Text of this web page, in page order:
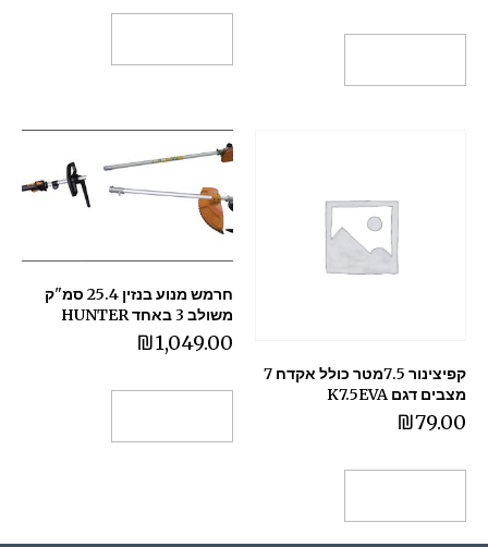
קפיצינור 7.5מטר כולל אקדח 7
מצבים דגם K7.5EVA
₪79.00
חרמש מנוע בנזין 25.4 סמ"ק
משולב 3 באחד HUNTER
₪1,049.00